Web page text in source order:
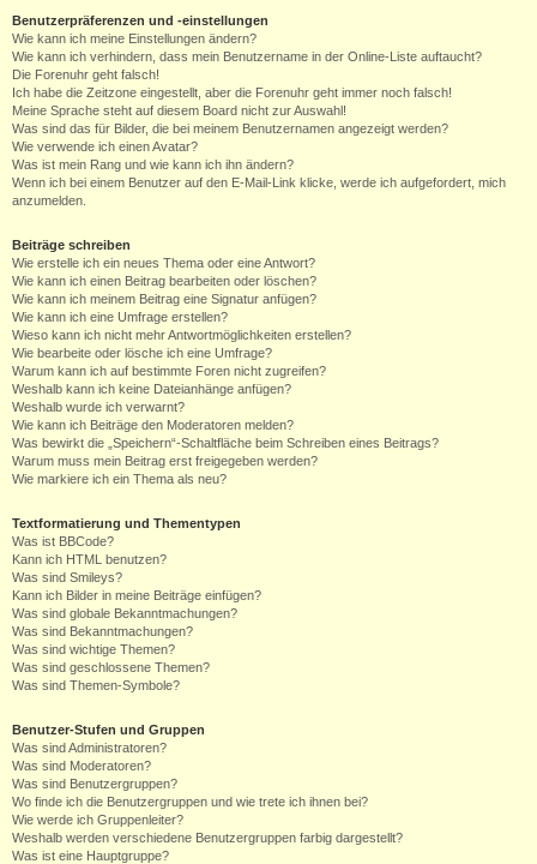
Benutzerpräferenzen und -einstellungen
Wie kann ich meine Einstellungen ändern?
Wie kann ich verhindern, dass mein Benutzername in der Online-Liste auftaucht?
Die Forenuhr geht falsch!
Ich habe die Zeitzone eingestellt, aber die Forenuhr geht immer noch falsch!
Meine Sprache steht auf diesem Board nicht zur Auswahl!
Was sind das für Bilder, die bei meinem Benutzernamen angezeigt werden?
Wie verwende ich einen Avatar?
Was ist mein Rang und wie kann ich ihn ändern?
Wenn ich bei einem Benutzer auf den E-Mail-Link klicke, werde ich aufgefordert, mich
anzumelden.
Beiträge schreiben
Wie erstelle ich ein neues Thema oder eine Antwort?
Wie kann ich einen Beitrag bearbeiten oder löschen?
Wie kann ich meinem Beitrag eine Signatur anfügen?
Wie kann ich eine Umfrage erstellen?
Wieso kann ich nicht mehr Antwortmöglichkeiten erstellen?
Wie bearbeite oder lösche ich eine Umfrage?
Warum kann ich auf bestimmte Foren nicht zugreifen?
Weshalb kann ich keine Dateianhänge anfügen?
Weshalb wurde ich verwarnt?
Wie kann ich Beiträge den Moderatoren melden?
Was bewirkt die „Speichern“-Schaltfläche beim Schreiben eines Beitrags?
Warum muss mein Beitrag erst freigegeben werden?
Wie markiere ich ein Thema als neu?
Textformatierung und Thementypen
Was ist BBCode?
Kann ich HTML benutzen?
Was sind Smileys?
Kann ich Bilder in meine Beiträge einfügen?
Was sind globale Bekanntmachungen?
Was sind Bekanntmachungen?
Was sind wichtige Themen?
Was sind geschlossene Themen?
Was sind Themen-Symbole?
Benutzer-Stufen und Gruppen
Was sind Administratoren?
Was sind Moderatoren?
Was sind Benutzergruppen?
Wo finde ich die Benutzergruppen und wie trete ich ihnen bei?
Wie werde ich Gruppenleiter?
Weshalb werden verschiedene Benutzergruppen farbig dargestellt?
Was ist eine Hauptgruppe?